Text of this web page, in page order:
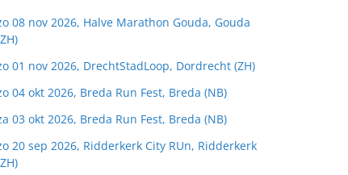
08 nov 2026, Halve Marathon Gouda, Gouda
01 nov 2026, DrechtStadLoop, Dordrecht (ZH)
04 okt 2026, Breda Run Fest, Breda (NB)
03 okt 2026, Breda Run Fest, Breda (NB)
20 sep 2026, Ridderkerk City RUn, Ridderkerk